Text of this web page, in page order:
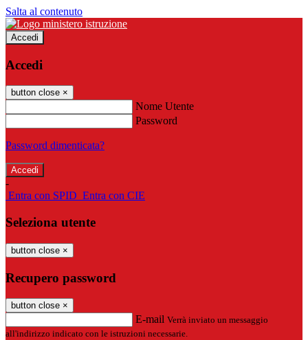
Salta al contenuto
Accedi
Accedi
button close ×
Nome Utente
Password
Password dimenticata?
-
Entra con SPID Entra con CIE
Seleziona utente
button close ×
Recupero password
button close ×
E-mail Verrà inviato un messaggio
all'indirizzo indicato con le istruzioni necessarie.